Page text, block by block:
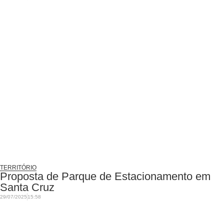
TERRITÓRIO
Proposta de Parque de Estacionamento em
Santa Cruz
29/07/2025 15:58